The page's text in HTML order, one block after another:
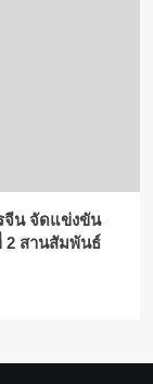
จีน จัดแข่งขัน
2 สานสัมพันธ์